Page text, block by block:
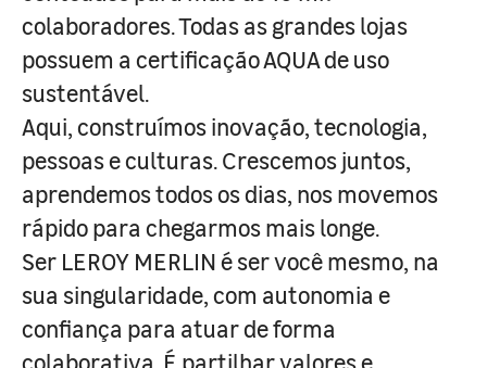
colaboradores. Todas as grandes lojas
possuem a certificação AQUA de uso
sustentável.
Aqui, construímos inovação, tecnologia,
pessoas e culturas. Crescemos juntos,
aprendemos todos os dias, nos movemos
rápido para chegarmos mais longe.
Ser LEROY MERLIN é ser você mesmo, na
sua singularidade, com autonomia e
confiança para atuar de forma
colaborativa. É partilhar valores e